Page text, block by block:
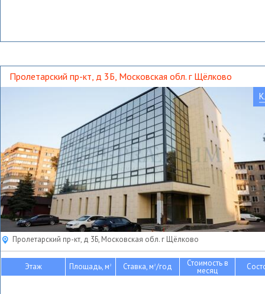
Пролетарский пр-кт, д 3Б, Московская обл. г Щёлково
Пролетарский пр-кт, д 3Б, Московская обл. г Щёлково
Этаж Площадь, м2 Ставка, м2/год Стоимость в
месяц